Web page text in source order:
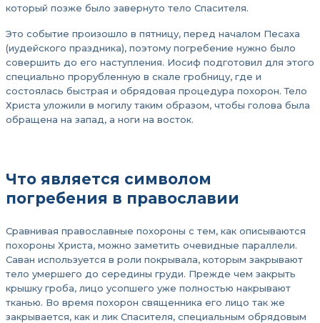
который позже было завернуто тело Спасителя.
Это событие произошло в пятницу, перед началом Песаха
(иудейского праздника), поэтому погребение нужно было
совершить до его наступления. Иосиф подготовил для этого
специально прорубленную в скале гробницу, где и
состоялась быстрая и обрядовая процедура похорон. Тело
Христа уложили в могилу таким образом, чтобы голова была
обращена на запад, а ноги на восток.
Что является символом
погребения в православии
Сравнивая православные похороны с тем, как описываются
похороны Христа, можно заметить очевидные параллели.
Саван используется в роли покрывала, которым закрывают
тело умершего до середины груди. Прежде чем закрыть
крышку гроба, лицо усопшего уже полностью накрывают
тканью. Во время похорон священника его лицо так же
закрывается, как и лик Спасителя, специальным обрядовым